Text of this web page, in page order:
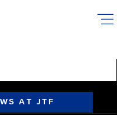
AT JTF